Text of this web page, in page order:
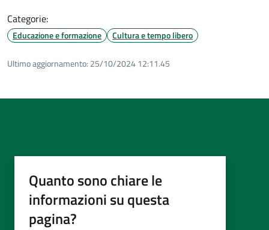
Categorie:
Educazione e formazione Cultura e tempo libero
Ultimo aggiornamento: 25/10/2024 12:11.45
Quanto sono chiare le
informazioni su questa
pagina?